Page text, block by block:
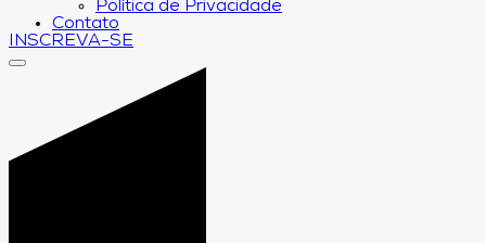
Política de Privacidade
Contato
INSCREVA-SE